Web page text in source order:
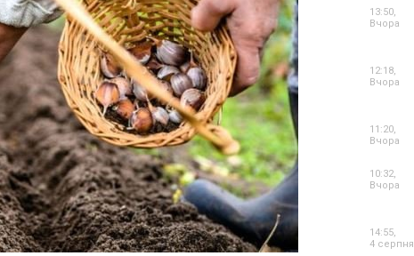
13:50,
Вчора
12:18,
Вчора
11:20,
Вчора
10:32,
Вчора
14:55,
4 серпня